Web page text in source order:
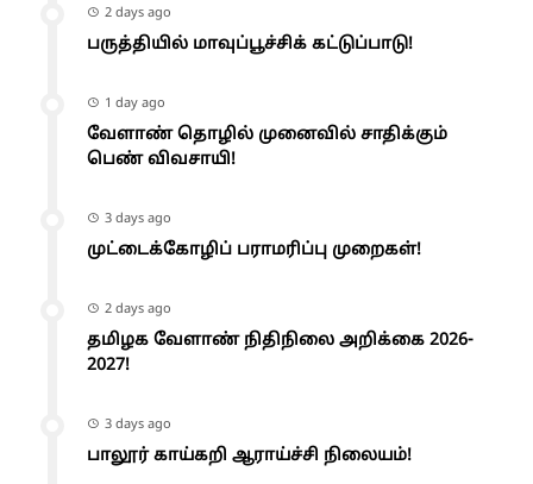
2 days ago
பருத்தியில் மாவுப்பூச்சிக் கட்டுப்பாடு!
1 day ago
வேளாண் தொழில் முனைவில் சாதிக்கும்
பெண் விவசாயி!
3 days ago
முட்டைக்கோழிப் பராமரிப்பு முறைகள்!
2 days ago
தமிழக வேளாண் நிதிநிலை அறிக்கை 2026-
2027!
3 days ago
பாலூர் காய்கறி ஆராய்ச்சி நிலையம்!